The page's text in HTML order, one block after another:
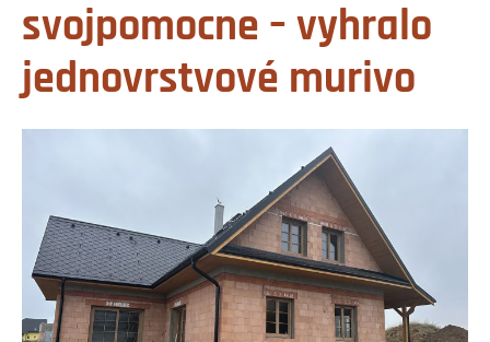
svojpomocne – vyhralo
jednovrstvové murivo